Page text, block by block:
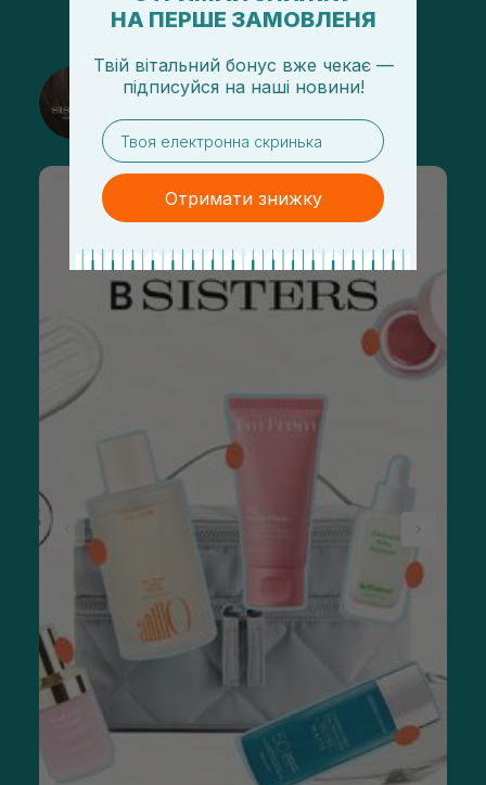
@sisters_stelmakh в Instagram
Підписатися
НА ПЕРШЕ ЗАМОВЛЕНЯ
Твій вітальний бонус вже чекає —
підписуйся на наші новини!
email
Отримати знижку